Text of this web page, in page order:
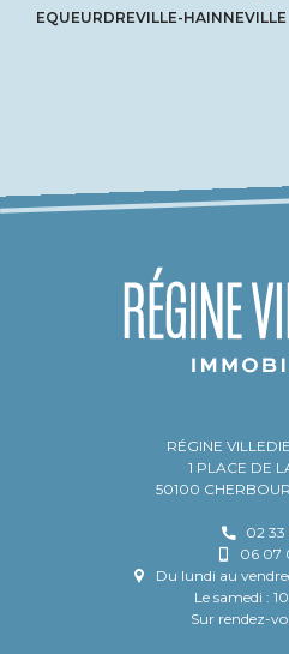
EQUEURDREVILLE-HAINNEVILLE
RÉGINE
1 PLACE DE
50100
02 33
06 07
Du lundi au
Le samedi :
Sur rendez-